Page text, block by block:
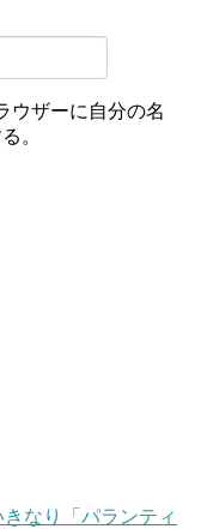
ウザーに自分の名
。
なり「パランティ